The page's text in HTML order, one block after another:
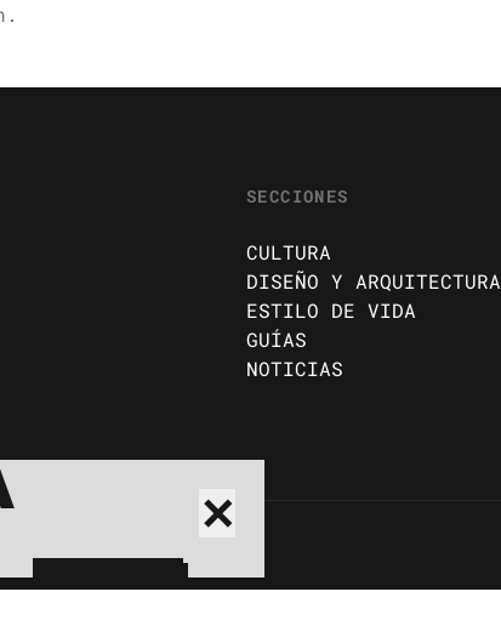
SECCIONES
CULTURA
DISEÑO Y ARQUITECTURA
ESTILO DE VIDA
GUÍAS
NOTICIAS
✕
BUSCAR